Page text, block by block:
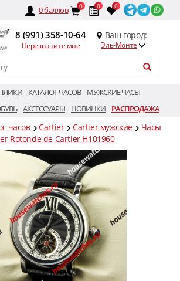
0баллов 0 0 0
8 (991) 358-10-64
Перезвоните мне
Ваш город:
Эль-Монте
КАТАЛОГ ЧАСОВ
МУЖСКИЕ ЧАСЫ
АКСЕССУАРЫ НОВИНКИ РАСПРОДАЖА
часов Cartier Cartier мужские
Часы
Rotonde de Cartier H101960